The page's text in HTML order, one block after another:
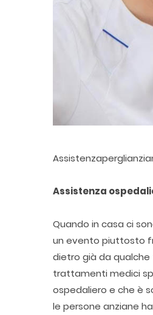
Assistenza
Quando in casa ci
un evento piuttosto
dietro già da qualche
trattamenti medici
ospedaliero e che è
le persone anziane